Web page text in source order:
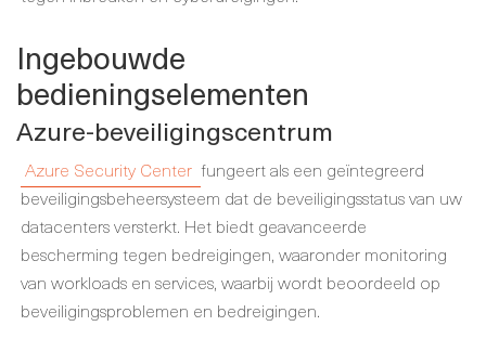
Ingebouwde
bedieningselementen
Azure-beveiligingscentrum
Azure Security Center fungeert als een geïntegreerd
beveiligingsbeheersysteem dat de beveiligingsstatus van uw
datacenters versterkt. Het biedt geavanceerde
bescherming tegen bedreigingen, waaronder monitoring
van workloads en services, waarbij wordt beoordeeld op
beveiligingsproblemen en bedreigingen.